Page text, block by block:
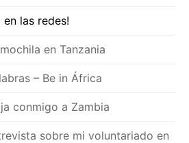
en las redes!
en Tanzania
– Be in África
conmigo a Zambia
sobre mi voluntariado en